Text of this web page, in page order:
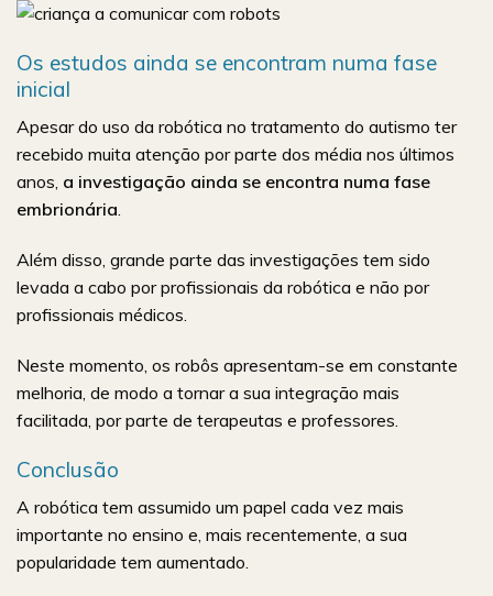
Os estudos ainda se encontram numa fase
inicial
Apesar do uso da robótica no tratamento do autismo ter
recebido muita atenção por parte dos média nos últimos
anos, a investigação ainda se encontra numa fase
embrionária
Além disso, grande parte das investigações tem sido
levada a cabo por profissionais da robótica e não por
profissionais médicos.
Neste momento, os robôs apresentam-se em constante
melhoria, de modo a tornar a sua integração mais
facilitada, por parte de terapeutas e professores.
Conclusão
A robótica tem assumido um papel cada vez mais
importante no ensino e, mais recentemente, a sua
popularidade tem aumentado.